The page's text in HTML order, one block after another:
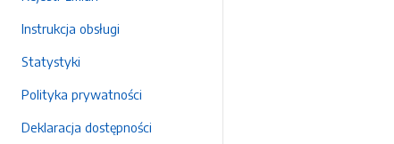
Instrukcja obsługi
Statystyki
Polityka prywatności
Deklaracja dostępności